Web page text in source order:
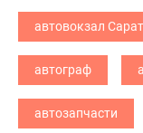
автовокзал
автограф
автозапчасти